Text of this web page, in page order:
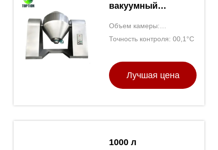
вакуумный
сушильщик
вакуумная
TOPTION Китай
Объем камеры:
Определяется по модели
Точность контроля: 00,1°C
Лучшая цена
1000 л